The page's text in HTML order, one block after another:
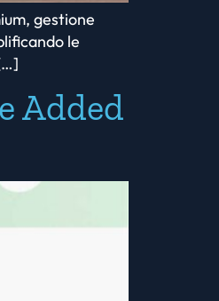
gestione
le
Added